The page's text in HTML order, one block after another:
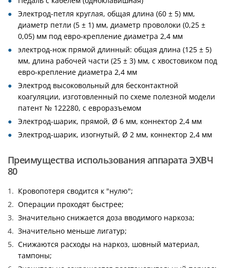
Электрод-петля круглая, общая длина (60 ± 5) мм,
диаметр петли (5 ± 1) мм, диаметр проволоки (0,25 ±
0,05) мм под евро-крепление диаметра 2,4 мм
электрод-нож прямой длинный: общая длина (125 ± 5)
мм, длина рабочей части (25 ± 3) мм, с хвостовиком под
евро-крепление диаметра 2,4 мм
Электрод высоковольный для бесконтактной
коагуляции, изготовленный по схеме полезной модели
патент № 122280, с евроразъемом
Электрод-шарик, прямой, Ø 6 мм, коннектор 2,4 мм
Электрод-шарик, изогнутый, Ø 2 мм, коннектор 2,4 мм
Преимущества использования аппарата ЭХВЧ
80
Кровопотеря сводится к "нулю";
Операции проходят быстрее;
Значительно снижается доза вводимого наркоза;
Значительно меньше лигатур;
Снижаются расходы на наркоз, шовный материал,
тампоны;